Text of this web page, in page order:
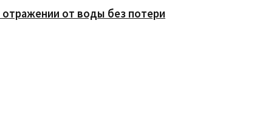
отражении от воды без потери